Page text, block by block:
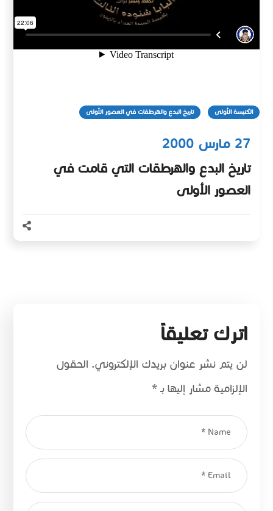
الكنيسة الأولى تاريخ البدع والهرطقات في العصور الأولى
27 مارس 2000
تاريخ البدع والهرطقات التي قامت في
العصور الأولى
اترك تعليقاً
لن يتم نشر عنوان بريدك الإلكتروني. الحقول
الإلزامية مشار إليها بـ*